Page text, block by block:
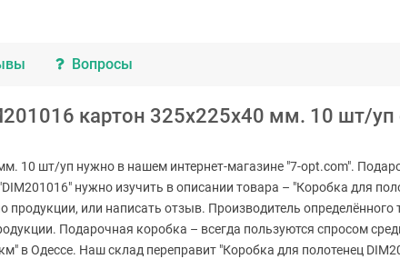
Вопросы
картон 325х225х40 мм. 10 шт/
10 шт/уп нужно в нашем интернет-магазине "7-opt.com".
нужно изучить в описании товара – "Коробка для
или написать отзыв. Производитель определённого
Подарочная коробка – всегда пользуются спросом
в Одессе. Наш склад переправит "Коробка для полотенец